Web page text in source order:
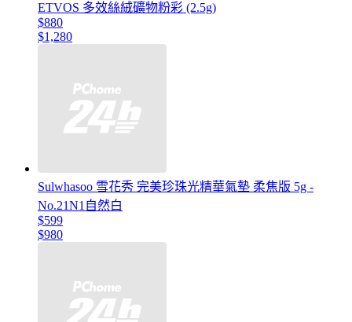
ETVOS 多效絲絨礦物粉彩 (2.5g)
$880
$1,280
Sulwhasoo 雪花秀 完美珍珠光精華氣墊 柔焦版 5g -
No.21N1自然白
$599
$980